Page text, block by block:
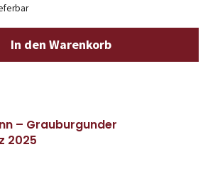
In den Warenkorb
– Grauburgunder
2025